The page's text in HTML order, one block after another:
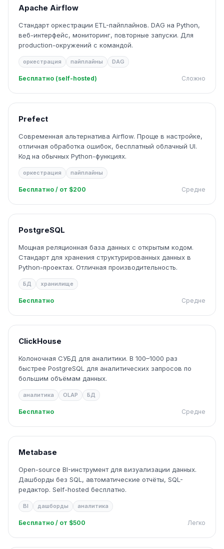
Apache Airflow
Стандарт оркестрации ETL-пайплайнов. DAG на Python,
веб-интерфейс, мониторинг, повторные запуски. Для
production-окружений с командой.
оркестрация пайплайны DAG
Бесплатно (self-hosted) Сложно
Prefect
Современная альтернатива Airflow. Проще в настройке,
отличная обработка ошибок, бесплатный облачный UI.
Код на обычных Python-функциях.
оркестрация пайплайны
Бесплатно / от $200 Средне
PostgreSQL
Мощная реляционная база данных с открытым кодом.
Стандарт для хранения структурированных данных в
Python-проектах. Отличная производительность.
БД хранилище
Бесплатно Средне
ClickHouse
Колоночная СУБД для аналитики. В 100–1000 раз
быстрее PostgreSQL для аналитических запросов по
большим объёмам данных.
аналитика OLAP БД
Бесплатно Средне
Metabase
Open-source BI-инструмент для визуализации данных.
Дашборды без SQL, автоматические отчёты, SQL-
редактор. Self-hosted бесплатно.
BI дашборды аналитика
Бесплатно / от $500 Легко